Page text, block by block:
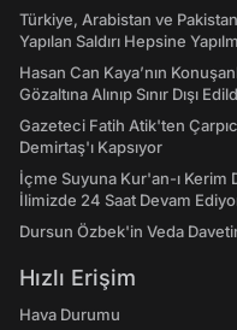
Türkiye, Arabistan ve
Yapılan Saldırı Hepsine
Hasan Can Kaya’nın
Gözaltına Alınıp Sınır Dışı
Gazeteci Fatih Atik'ten
Demirtaş'ı Kapsıyor
İçme Suyuna Kur'an-ı Kerim
İlimizde 24 Saat Devam
Dursun Özbek'in Veda
Hızlı Erişim
Hava Durumu